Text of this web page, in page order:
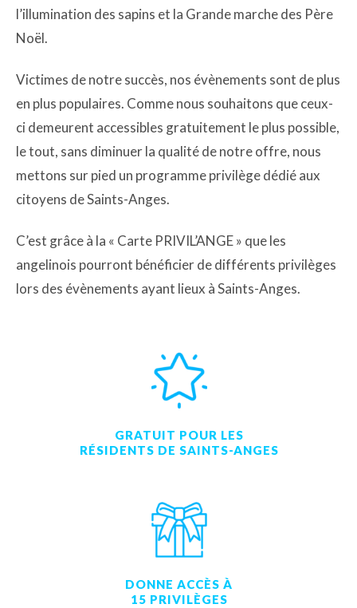
l’illumination des sapins et la Grande marche des Père
Noël.
Victimes de notre succès, nos évènements sont de plus
en plus populaires. Comme nous souhaitons que ceux-
ci demeurent accessibles gratuitement le plus possible,
le tout, sans diminuer la qualité de notre offre, nous
mettons sur pied un programme privilège dédié aux
citoyens de Saints-Anges.
C’est grâce à la « Carte PRIVIL’ANGE » que les
angelinois pourront bénéficier de différents privilèges
lors des évènements ayant lieux à Saints-Anges.
GRATUIT POUR LES
RÉSIDENTS DE SAINTS-ANGES
DONNE ACCÈS À
15 PRIVILÈGES